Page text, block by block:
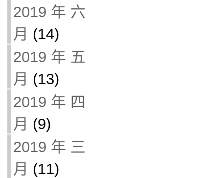
2019 年 六
月 (14)
2019 年 五
月 (13)
2019 年 四
月 (9)
2019 年 三
月 (11)